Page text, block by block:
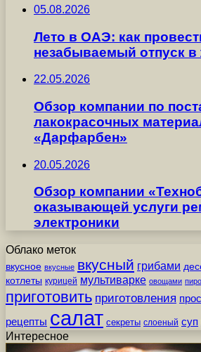
05.08.2026
Лето в ОАЭ: как
незабываемый отпуск в
22.05.2026
Обзор компании по
лакокрасочных
«Дарфарбен»
20.05.2026
Обзор компании
оказывающей услуги
электроники
Облако меток
вкусное вкусные вкусный грибами
котлеты курицей мультиварке овощами
приготовить приготовления
рецепты салат секреты слоеный суп
Интересное